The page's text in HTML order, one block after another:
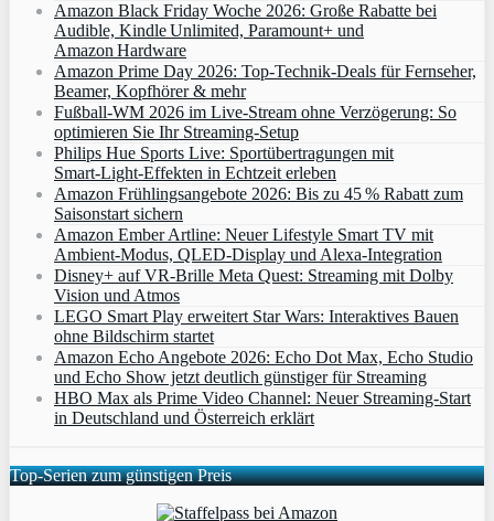
Amazon Black Friday Woche 2026: Große Rabatte bei
Audible, Kindle Unlimited, Paramount+ und
Amazon Hardware
Amazon Prime Day 2026: Top-Technik-Deals für Fernseher,
Beamer, Kopfhörer & mehr
Fußball-WM 2026 im Live-Stream ohne Verzögerung: So
optimieren Sie Ihr Streaming-Setup
Philips Hue Sports Live: Sportübertragungen mit
Smart‑Light‑Effekten in Echtzeit erleben
Amazon Frühlingsangebote 2026: Bis zu 45 % Rabatt zum
Saisonstart sichern
Amazon Ember Artline: Neuer Lifestyle Smart TV mit
Ambient‑Modus, QLED‑Display und Alexa‑Integration
Disney+ auf VR-Brille Meta Quest: Streaming mit Dolby
Vision und Atmos
LEGO Smart Play erweitert Star Wars: Interaktives Bauen
ohne Bildschirm startet
Amazon Echo Angebote 2026: Echo Dot Max, Echo Studio
und Echo Show jetzt deutlich günstiger für Streaming
HBO Max als Prime Video Channel: Neuer Streaming‑Start
in Deutschland und Österreich erklärt
Top-Serien zum günstigen Preis